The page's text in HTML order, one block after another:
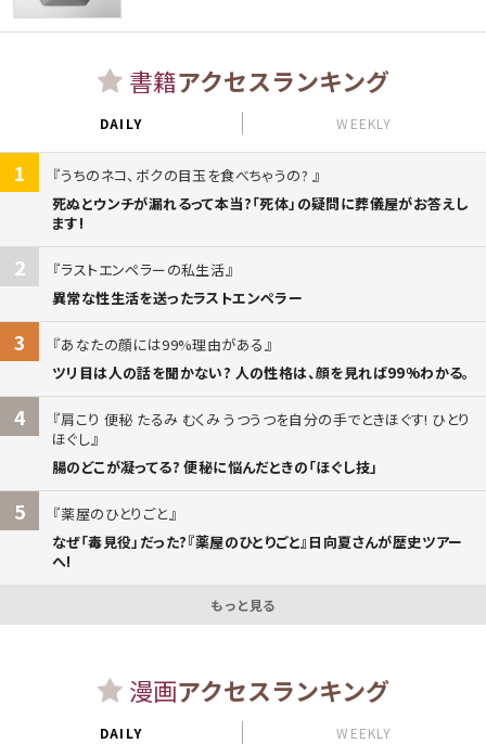
書籍アクセスランキング
DAILY WEEKLY
1
うちのネコ、ボクの目玉を食べちゃうの?
死ぬとウンチが漏れるって本当?「死体」の疑問に葬儀屋がお答えし
ます!
2
ラストエンペラーの私生活
異常な性生活を送ったラストエンペラー
3
あなたの顔には99%理由がある
ツリ目は人の話を聞かない? 人の性格は、顔を見れば99%わかる。
4
肩こり 便秘 たるみ むくみ うつうつを自分の手でときほぐす! ひとり
ほぐし
腸のどこが凝ってる? 便秘に悩んだときの「ほぐし技」
5
薬屋のひとりごと
なぜ「毒見役」だった?『薬屋のひとりごと』日向夏さんが歴史ツアー
へ!
もっと見る
漫画アクセスランキング
DAILY WEEKLY